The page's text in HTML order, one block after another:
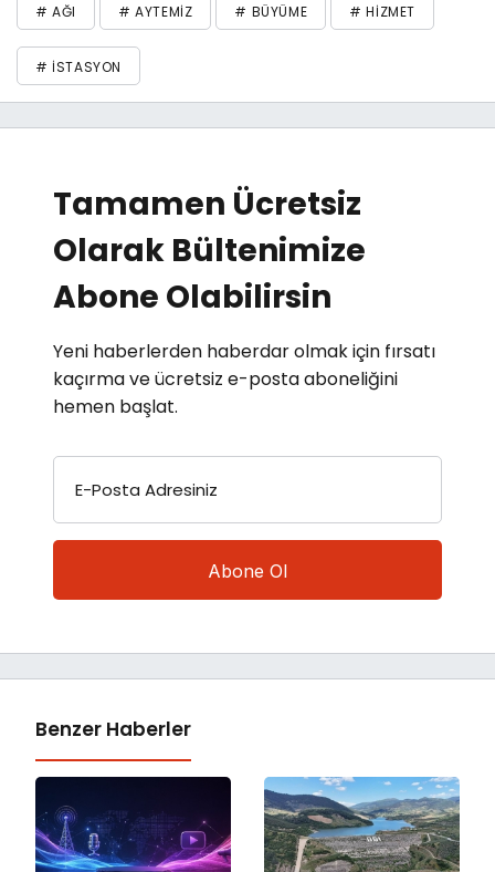
# AĞI # AYTEMIZ # BÜYÜME # HIZMET
# İSTASYON
Tamamen Ücretsiz
Olarak Bültenimize
Abone Olabilirsin
Yeni haberlerden haberdar olmak için fırsatı
kaçırma ve ücretsiz e-posta aboneliğini
hemen başlat.
E-Posta Adresiniz
Benzer Haberler